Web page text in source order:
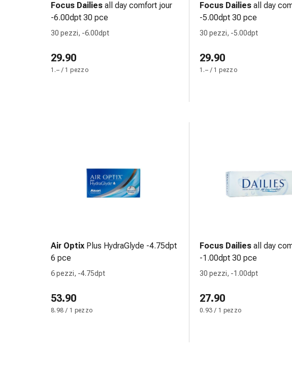
Calze
a
compressione
circolatori
Cessazione
cardiaco
concentrazione
Allergie
febbre
fieno
Antiallergico
Focus Dailies all day comfort jour
-6.00dpt 30 pce
30 pezzi, -6.00dpt
29.90
1.– / 1 pezzo
Focus Dailies all day
-5.00dpt 30 pce
30 pezzi, -5.00dpt
29.90
1.– / 1 pezzo
Air Optix Plus HydraGlyde -4.75dpt
6 pce
6 pezzi, -4.75dpt
53.90
8.98 / 1 pezzo
Focus Dailies all day
-1.00dpt 30 pce
30 pezzi, -1.00dpt
27.90
0.93 / 1 pezzo